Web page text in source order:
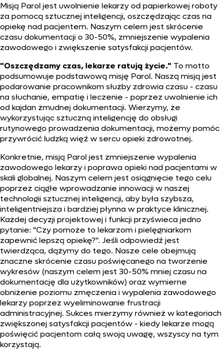
Misją Parol jest uwolnienie lekarzy od papierkowej roboty
za pomocą sztucznej inteligencji, oszczędzając czas na
opiekę nad pacjentem. Naszym celem jest skrócenie
czasu dokumentacji o 30-50%, zmniejszenie wypalenia
zawodowego i zwiększenie satysfakcji pacjentów.
"Oszczędzamy czas, lekarze ratują życie." To motto
podsumowuje podstawową misję Parol. Naszą misją jest
podarowanie pracownikom służby zdrowia czasu - czasu
na słuchanie, empatię i leczenie - poprzez uwolnienie ich
od kajdan żmudnej dokumentacji. Wierzymy, że
wykorzystując sztuczną inteligencję do obsługi
rutynowego prowadzenia dokumentacji, możemy pomóc
przywrócić ludzką więź w sercu opieki zdrowotnej.
Konkretnie, misją Parol jest zmniejszenie wypalenia
zawodowego lekarzy i poprawa opieki nad pacjentami w
skali globalnej. Naszym celem jest osiągnięcie tego celu
poprzez ciągłe wprowadzanie innowacji w naszej
technologii sztucznej inteligencji, aby była szybsza,
inteligentniejsza i bardziej płynna w praktyce klinicznej.
Każdej decyzji projektowej i funkcji przyświeca jedno
pytanie: "Czy pomoże to lekarzom i pielęgniarkom
zapewnić lepszą opiekę?". Jeśli odpowiedź jest
twierdząca, dążymy do tego. Nasze cele obejmują
znaczne skrócenie czasu poświęcanego na tworzenie
wykresów (naszym celem jest 30-50% mniej czasu na
dokumentację dla użytkowników) oraz wymierne
obniżenie poziomu zmęczenia i wypalenia zawodowego
lekarzy poprzez wyeliminowanie frustracji
administracyjnej. Sukces mierzymy również w kategoriach
zwiększonej satysfakcji pacjentów - kiedy lekarze mogą
poświęcić pacjentom całą swoją uwagę, wszyscy na tym
korzystają.